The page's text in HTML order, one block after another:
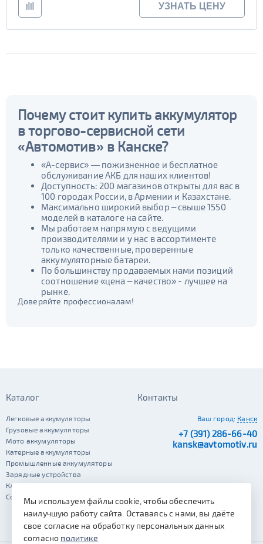
УЗНАТЬ ЦЕНУ
Почему стоит купить аккумулятор
в торгово-сервисной сети
«Автомотив» в Канске?
«А-сервис» — пожизненное и бесплатное
обслуживание АКБ для наших клиентов!
Доступность: 200 магазинов открыты для вас в
100 городах России, в Армении и Казахстане.
Максимально широкий выбор – свыше 1550
моделей в каталоге на сайте.
Мы работаем напрямую с ведущими
производителями и у нас в ассортименте
только качественные, проверенные
аккумуляторные батареи.
По большинству продаваемых нами позиций
соотношение «цена – качество» - лучшее на
рынке.
Доверяйте профессионалам!
Каталог
Легковые аккумуляторы
Грузовые аккумуляторы
Мото аккумуляторы
Катерные аккумуляторы
Промышленные аккумуляторы
Зарядные устройства
Клеммы
Сопутствующие автотовары
Контакты
Ваш город: Канск
+7 (391) 286-66-40
kansk@avtomotiv.ru
Мы используем файлы cookie, чтобы обеспечить
наилучшую работу сайта. Оставаясь с нами, вы даёте
свое согласие на обработку персональных данных
согласно политике